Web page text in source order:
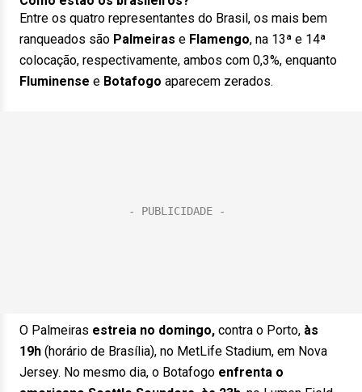
Entre os quatro representantes do Brasil, os mais bem
ranqueados são Palmeiras e Flamengo, na 13ª e 14ª
colocação, respectivamente, ambos com 0,3%, enquanto
Fluminense e Botafogo aparecem zerados.
O Palmeiras estreia no domingo, contra o Porto, às
19h (horário de Brasília), no MetLife Stadium, em Nova
Jersey. No mesmo dia, o Botafogo enfrenta o